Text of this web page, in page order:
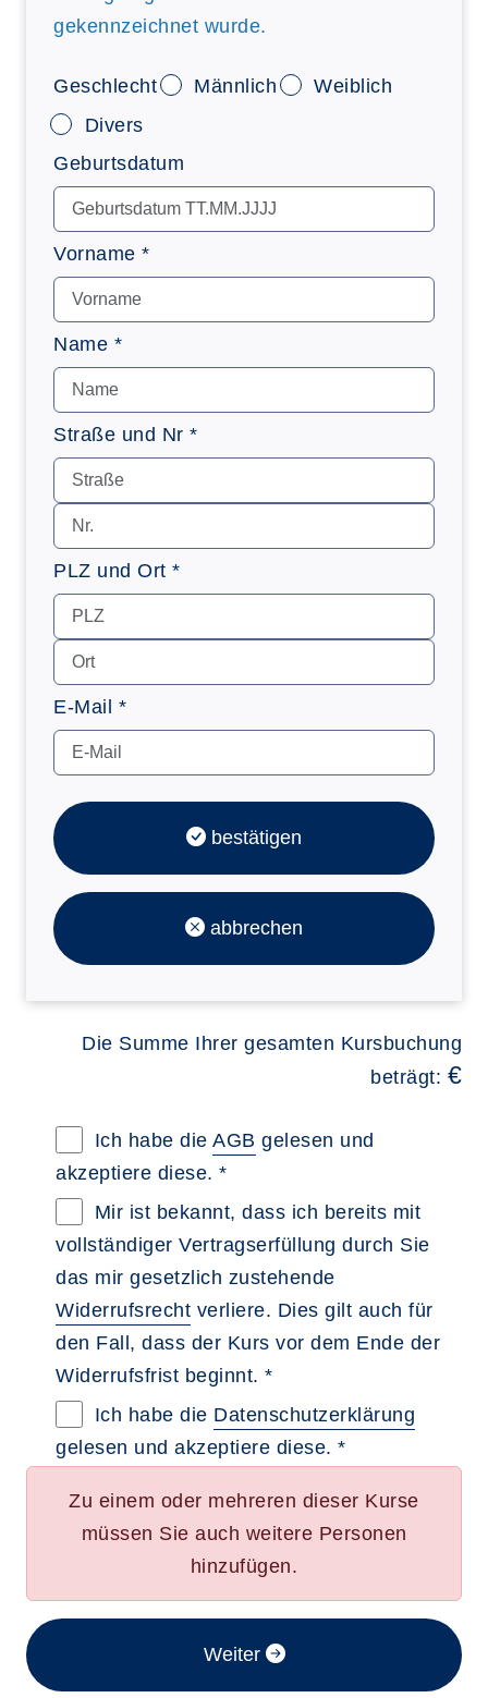
gekennzeichnet wurde.
Geschlecht Männlich
Weiblich
Divers
Geburtsdatum
Vorname *
Name *
Straße und Nr *
PLZ und Ort *
E-Mail *
bestätigen
abbrechen
Die Summe Ihrer gesamten Kursbuchung
beträgt: €
Allgemeine Geschäftsbedingungen im
Ich habe die AGB gelesen und
akzeptiere diese. *
Widerrufsbelehrung im neuen Browsertab
Mir ist bekannt, dass ich bereits mit
vollständiger Vertragserfüllung durch Sie
das mir gesetzlich zustehende
Widerrufsrecht verliere. Dies gilt auch für
den Fall, dass der Kurs vor dem Ende der
Widerrufsfrist beginnt. *
Datenschutzerklärung im neuen
Ich habe die Datenschutzerklärung
gelesen und akzeptiere diese. *
Zu einem oder mehreren dieser Kurse
müssen Sie auch weitere Personen
hinzufügen.
Weiter im Anmeldeverfahren